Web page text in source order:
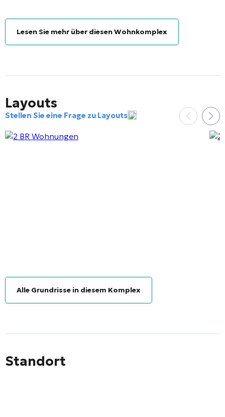
Lesen Sie mehr über diesen Wohnkomplex
Layouts
Stellen Sie eine Frage zu Layouts
Alle Grundrisse in diesem Komplex
Standort